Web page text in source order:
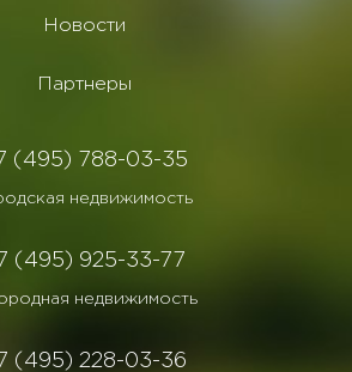
Новости
Партнеры
(495) 788-03-35
недвижимость
(495) 925-33-77
недвижимость
(495) 228-03-36